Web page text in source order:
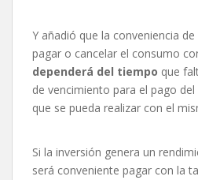
Y añadió que la conveniencia
pagar o cancelar el consumo
dependerá del tiempo que
de vencimiento para el pago
que se pueda realizar con el
Si la inversión genera un
será conveniente pagar con la